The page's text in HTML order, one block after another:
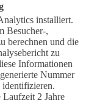
installiert.
Besucher-,
berechnen und die
zu
Informationen
Nummer
identifizieren.
Laufzeit 2 Jahre